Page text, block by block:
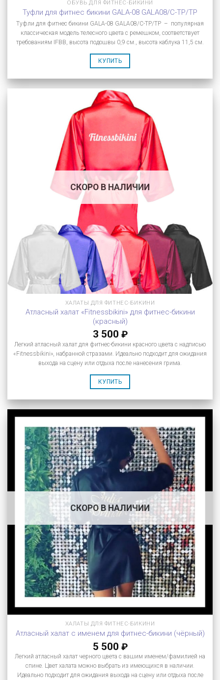
ОБУВЬ ДЛЯ ФИТНЕС-БИКИНИ
Туфли для фитнес бикини GALA-08 GALA08/C-TP/TP
Туфли для фитнес бикини GALA-08 GALA08/C-TP/TP – популярная
классическая модель телесного цвета с ремешком, соответствует
требованиям IFBB, высота подошвы 0,9 см., высота каблука 11,5 см.
КУПИТЬ
СКОРО В НАЛИЧИИ
ХАЛАТЫ ДЛЯ ФИТНЕС-БИКИНИ
Атласный халат «Fitnessbikini» для фитнес-бикини
(красный)
3 500 ₽
Легкий атласный халат для фитнес-бикини красного цвета с надписью
«Fitnessbikini», набранной стразами. Идеально подходит для ожидания
выхода на сцену или отдыха после нанесения грима.
КУПИТЬ
СКОРО В НАЛИЧИИ
ХАЛАТЫ ДЛЯ ФИТНЕС-БИКИНИ
Атласный халат с именем для фитнес-бикини (чёрный)
5 500 ₽
Легкий атласный халат черного цвета с вашим именем/фамилией на
спине. Цвет халата можно выбрать из имеющихся в наличии.
Идеально подходит для ожидания выхода на сцену или отдыха после